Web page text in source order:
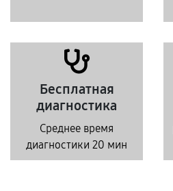
Бесплатная
диагностика
Среднее время
диагностики 20 мин